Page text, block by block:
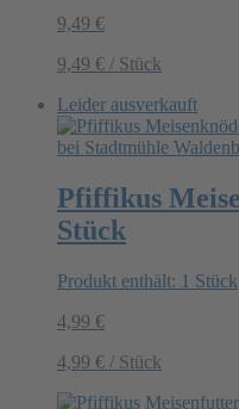
9,49 €
9,49 € / Stück
Leider ausverkauft
Pfiffikus
Stück
Produkt enthält: 1 Stück
4,99 €
4,99 € / Stück